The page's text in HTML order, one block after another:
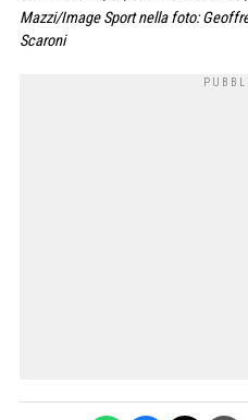
Mazzi/Image Sport nella foto:
Scaroni